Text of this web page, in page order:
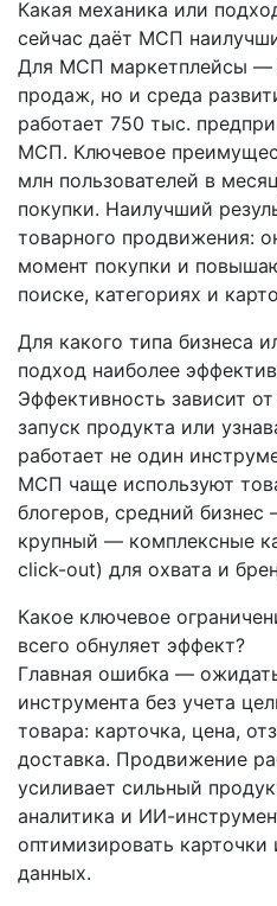
Какая механика или
сейчас даёт МСП
Для МСП маркетплейсы —
продаж, но и среда
работает 750 тыс.
МСП. Ключевое
млн пользователей в
покупки. Наилучший
товарного продвижения:
момент покупки и
поиске, категориях и
Для какого типа бизнеса
подход наиболее
Эффективность зависит
запуск продукта или
работает не один
МСП чаще используют
блогеров, средний
крупный — комплексные
click-out) для охвата и
Какое ключевое
всего обнуляет эффект?
Главная ошибка —
инструмента без учета
товара: карточка, цена,
доставка. Продвижение
усиливает сильный
аналитика и ИИ-
оптимизировать
данных.